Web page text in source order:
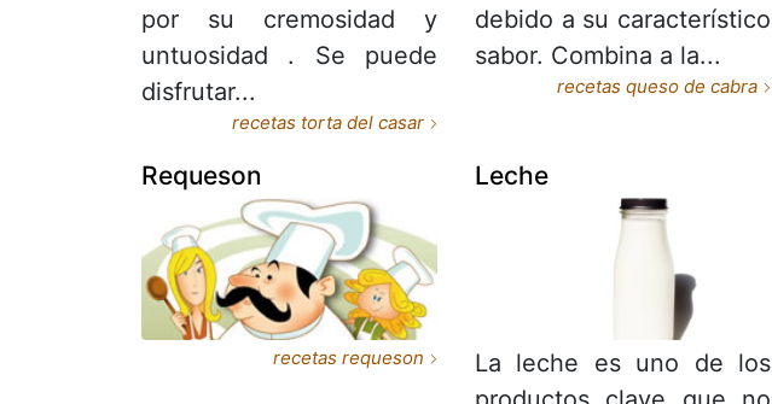
por su cremosidad y
untuosidad . Se puede
disfrutar...
recetas torta del casar
debido a su característico
sabor. Combina a la...
recetas queso de cabra
Requeson
recetas requeson
Leche
La leche es uno de los